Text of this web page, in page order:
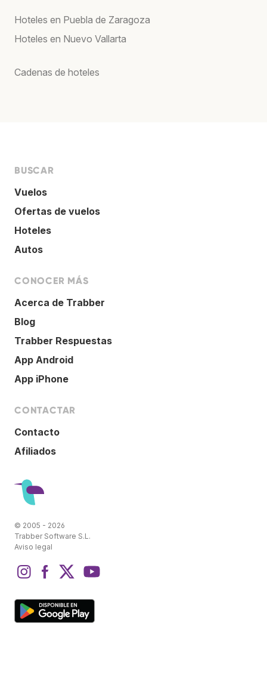
Hoteles en Puebla de Zaragoza
Hoteles en Nuevo Vallarta
Cadenas de hoteles
BUSCAR
Vuelos
Ofertas de vuelos
Hoteles
Autos
CONOCER MÁS
Acerca de Trabber
Blog
Trabber Respuestas
App Android
App iPhone
CONTACTAR
Contacto
Afiliados
© 2005 - 2026
Trabber Software S.L.
Aviso legal